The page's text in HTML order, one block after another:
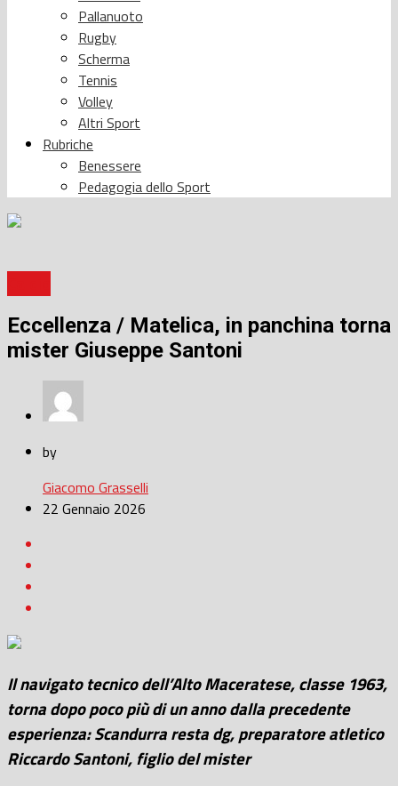
Pallanuoto
Rugby
Scherma
Tennis
Volley
Altri Sport
Rubriche
Benessere
Pedagogia dello Sport
Eccellenza / Matelica, in panchina torna
mister Giuseppe Santoni
by
Giacomo Grasselli
22 Gennaio 2026
Il navigato tecnico dell’Alto Maceratese, classe 1963,
torna dopo poco più di un anno dalla precedente
esperienza: Scandurra resta dg, preparatore atletico
Riccardo Santoni, figlio del mister